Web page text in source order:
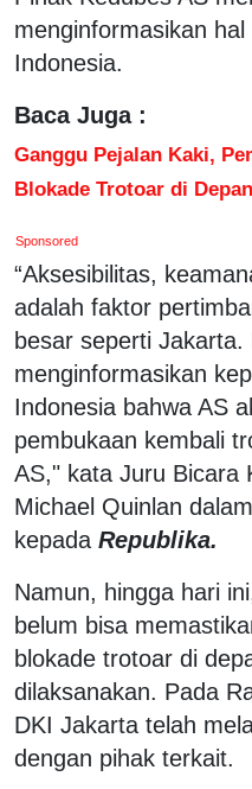
menginformasikan
Indonesia.
Baca Juga :
Ganggu Pejalan Kaki,
Blokade Trotoar di
Sponsored
“Aksesibilitas,
adalah faktor
besar seperti Jakarta.
menginformasikan
Indonesia bahwa AS
pembukaan kembali
AS," kata Juru Bicara
Michael Quinlan
kepada Republika.
Namun, hingga hari
belum bisa
blokade trotoar di
dilaksanakan. Pada
DKI Jakarta telah
dengan pihak terkait.